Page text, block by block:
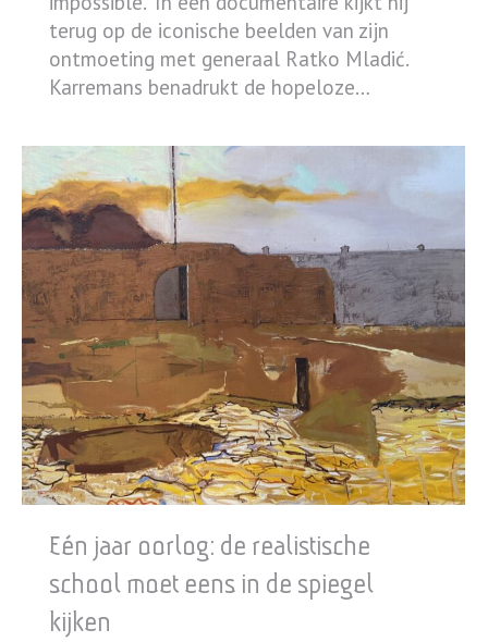
terug op de iconische beelden van zijn
ontmoeting met generaal Ratko Mladić.
Karremans benadrukt de hopeloze…
Eén jaar oorlog: de realistische
school moet eens in de spiegel
kijken